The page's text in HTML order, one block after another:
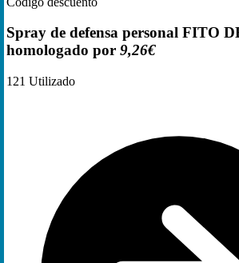
Spray de defensa personal FITO
homologado por 9,26€
121 Utilizado